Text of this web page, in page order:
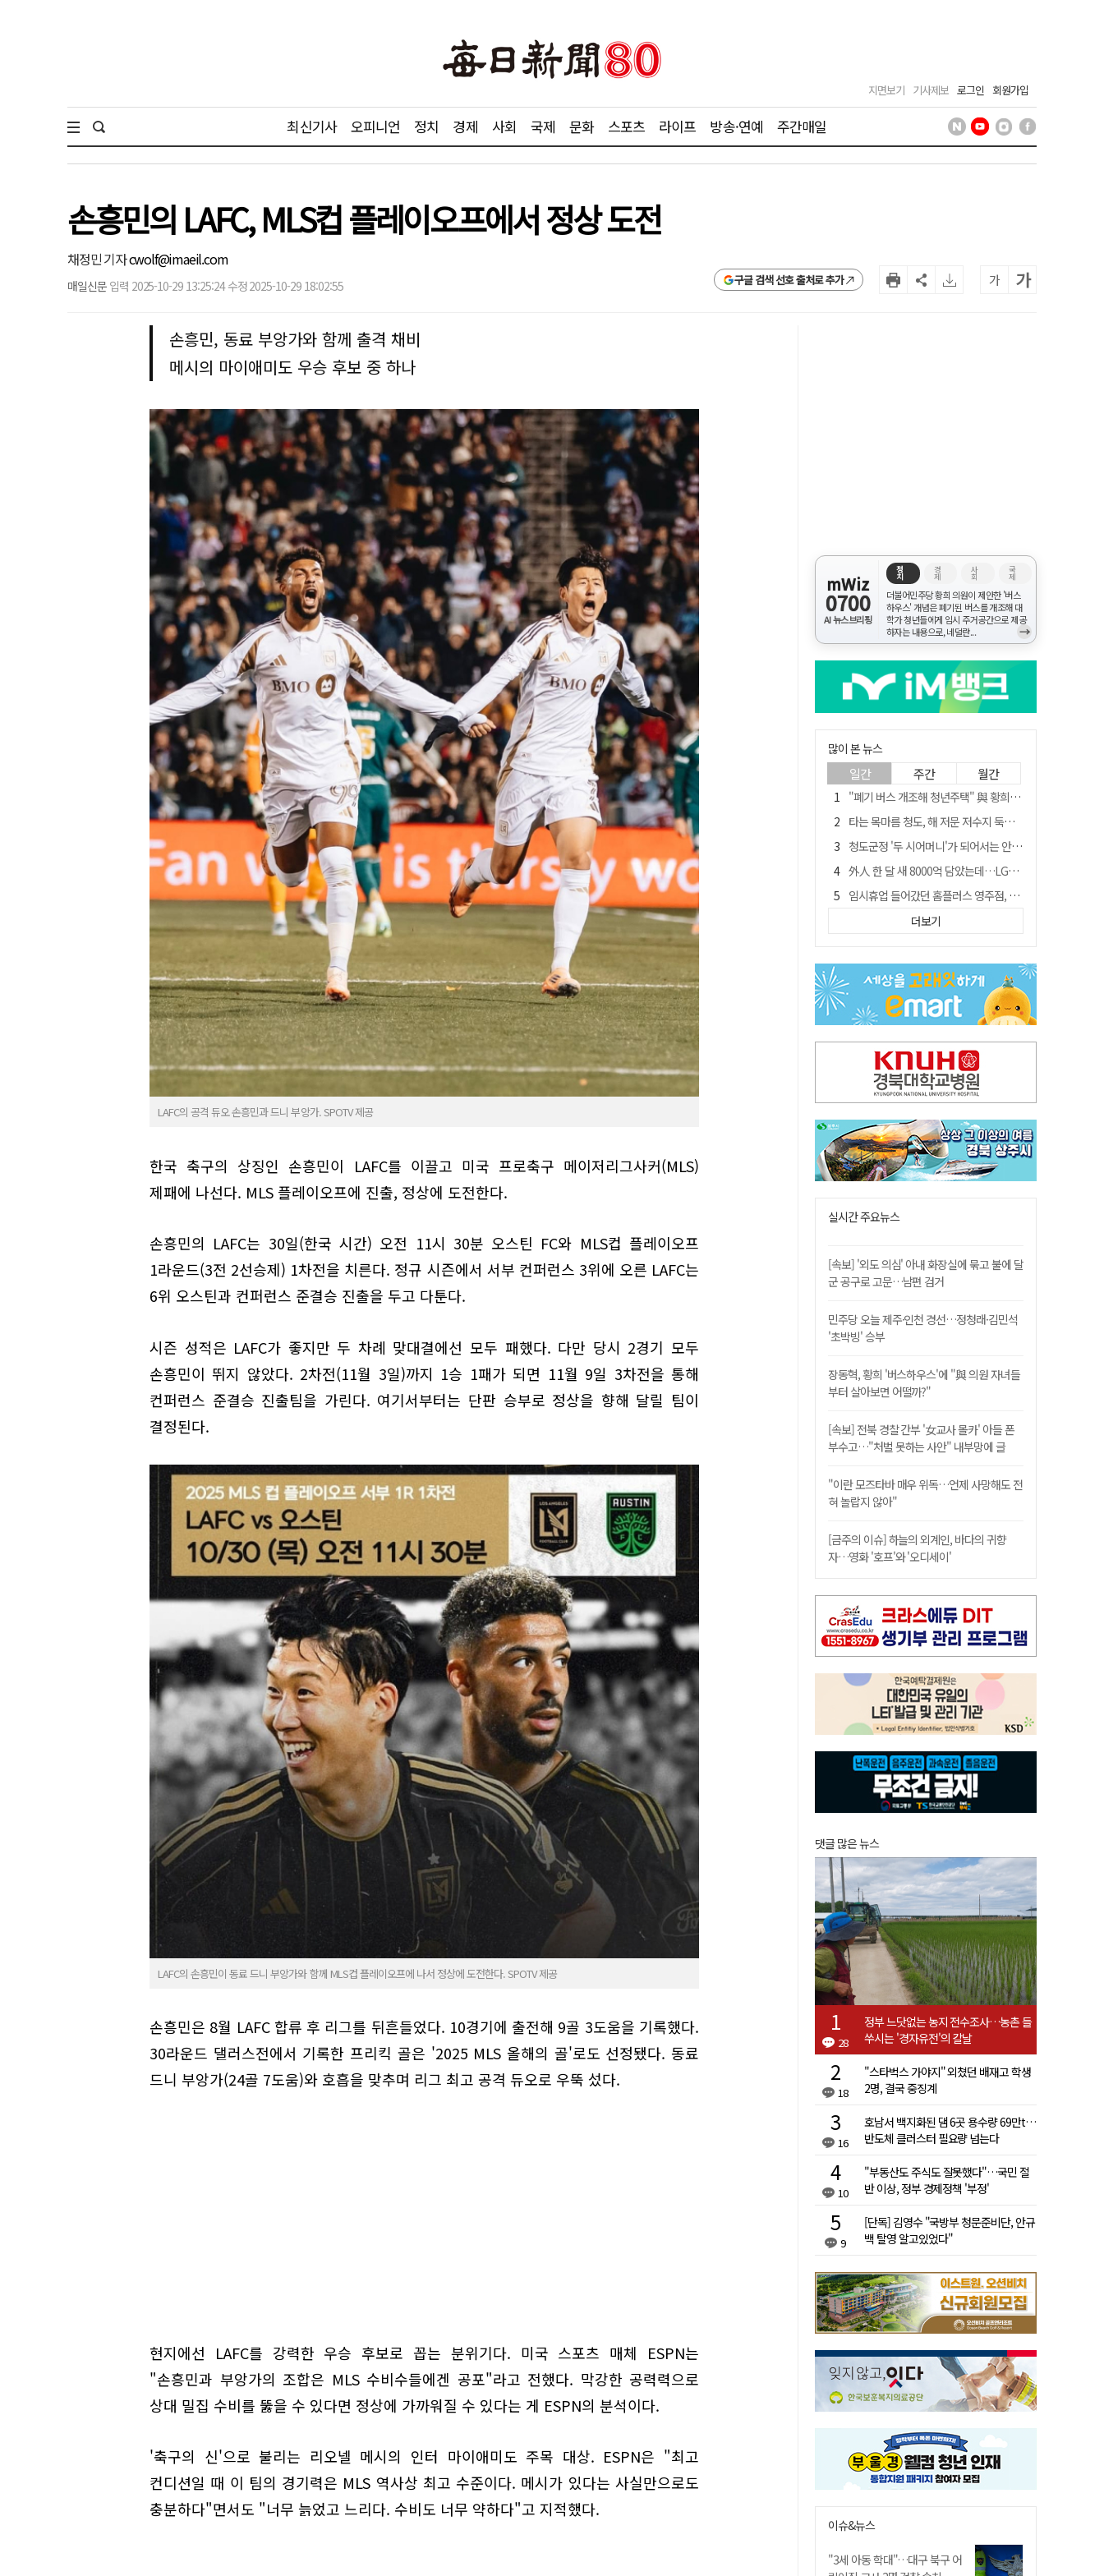
지면보기 기사제보 로그인 회원가입
최신기사 오피니언 정치 경제 사회 국제 문화 스포츠 라이프 방송·연예 주간매일
손흥민의 LAFC, MLS컵 플레이오프에서 정상 도전
채정민 기자cwolf@imaeil.com
매일신문 입력 2025-10-29 13:25:24 수정 2025-10-29 18:02:55 구글 검색 선호 출처로 추가 가 가
손흥민, 동료 부앙가와 함께 출격 채비
메시의 마이애미도 우승 후보 중 하나
LAFC의 공격 듀오 손흥민과 드니 부앙가. SPOTV 제공
한국 축구의 상징인 손흥민이 LAFC를 이끌고 미국 프로축구 메이저리그사커(MLS)
제패에 나선다. MLS 플레이오프에 진출, 정상에 도전한다.
손흥민의 LAFC는 30일(한국 시간) 오전 11시 30분 오스틴 FC와 MLS컵 플레이오프
1라운드(3전 2선승제) 1차전을 치른다. 정규 시즌에서 서부 컨퍼런스 3위에 오른 LAFC는
6위 오스틴과 컨퍼런스 준결승 진출을 두고 다툰다.
시즌 성적은 LAFC가 좋지만 두 차례 맞대결에선 모두 패했다. 다만 당시 2경기 모두
손흥민이 뛰지 않았다. 2차전(11월 3일)까지 1승 1패가 되면 11월 9일 3차전을 통해
컨퍼런스 준결승 진출팀을 가린다. 여기서부터는 단판 승부로 정상을 향해 달릴 팀이
결정된다.
LAFC의 손흥민이 동료 드니 부앙가와 함께 MLS컵 플레이오프에 나서 정상에 도전한다. SPOTV 제공
손흥민은 8월 LAFC 합류 후 리그를 뒤흔들었다. 10경기에 출전해 9골 3도움을 기록했다.
30라운드 댈러스전에서 기록한 프리킥 골은 '2025 MLS 올해의 골'로도 선정됐다. 동료
드니 부앙가(24골 7도움)와 호흡을 맞추며 리그 최고 공격 듀오로 우뚝 섰다.
현지에선 LAFC를 강력한 우승 후보로 꼽는 분위기다. 미국 스포츠 매체 ESPN는
"손흥민과 부앙가의 조합은 MLS 수비수들에겐 공포"라고 전했다. 막강한 공력력으로
상대 밀집 수비를 뚫을 수 있다면 정상에 가까워질 수 있다는 게 ESPN의 분석이다.
'축구의 신'으로 불리는 리오넬 메시의 인터 마이애미도 주목 대상. ESPN은 "최고
컨디션일 때 이 팀의 경기력은 MLS 역사상 최고 수준이다. 메시가 있다는 사실만으로도
충분하다"면서도 "너무 늙었고 느리다. 수비도 너무 약하다"고 지적했다.
mWiz
0700
AI 뉴스브리핑
정
치
경
제
사
회
국
제
더불어민주당 황희 의원이 제안한 '버스
하우스' 개념은 폐기된 버스를 개조해 대
학가 청년들에게 임시 주거공간으로 제공
하자는 내용으로, 네덜란...
→
많이 본 뉴스
일간 주간 월간
"폐기 버스 개조해 청년주택" 與 황희…'딸 학비는 年 4200만원'
타는 목마름 청도, 해 저문 저수지 둑에 군수가 서 있었다
청도군정 '두 시어머니'가 되어서는 안된다
外人 한 달 새 8000억 담았는데…LG이노텍 목표주가는 왜 엇갈릴까
임시휴업 들어갔던 홈플러스 영주점, 7일 영업 재개…지하 1층만 운영
신세계사이먼, 대구 아울렛 토지매매 계약 체결… 사업 본궤도
이의준 전 경북도 새마을봉사과장, 제28대 울릉군 부군수 취임
"상법개정해도 주주가 '봉'"…하이닉스 솔리다임 상장설에 술렁[개미와글와글]
전북 경찰 간부 '女교사 몰카' 아들 폰 부수고…"처벌 못하는 사안" 내부망에 글
더보기
실시간 주요뉴스
[속보] '외도 의심' 아내 화장실에 묶고 불에 달
군 공구로 고문…남편 검거
민주당 오늘 제주·인천 경선…정청래·김민석
'초박빙' 승부
장동혁, 황희 '버스하우스'에 "與 의원 자녀들
부터 살아보면 어떨까?"
[속보] 전북 경찰 간부 '女교사 몰카' 아들 폰
부수고…"처벌 못하는 사안" 내부망에 글
"이란 모즈타바 매우 위독…언제 사망해도 전
혀 놀랍지 않아"
[금주의 이슈] 하늘의 외계인, 바다의 귀향
자…영화 '호프'와 '오디세이'
댓글 많은 뉴스
28
정부 느닷없는 농지 전수조사…농촌 들
쑤시는 '경자유전'의 칼날
18
"스타벅스 가야지" 외쳤던 배재고 학생
2명, 결국 중징계
16
호남서 백지화된 댐 6곳 용수량 69만t…
반도체 클러스터 필요량 넘는다
10
"부동산도 주식도 잘못했다"…국민 절
반 이상, 정부 경제정책 '부정'
9
[단독] 김영수 "국방부 청문준비단, 안규
백 탈영 알고있었다"
이슈&뉴스
"3세 아동 학대"…대구 북구 어